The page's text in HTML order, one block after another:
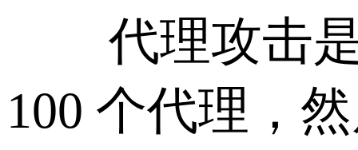
代理攻击
100 个代理，